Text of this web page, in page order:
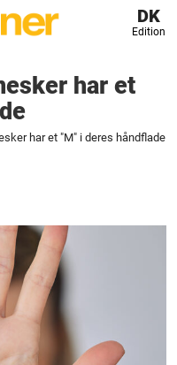
DK
Edition
har et
har et "M" i deres håndflade